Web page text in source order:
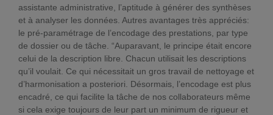
assistante administrative, l’aptitude à générer des synthèses
et à analyser les données. Autres avantages très appréciés:
le pré-paramétrage de l’encodage des prestations, par type
de dossier ou de tâche. “Auparavant, le principe était encore
celui de la description libre. Chacun utilisait les descriptions
qu’il voulait. Ce qui nécessitait un gros travail de nettoyage et
d’harmonisation a posteriori. Désormais, l’encodage est plus
encadré, ce qui facilite la tâche de nos collaborateurs même
si cela exige toujours de leur part un minimum de rigueur et